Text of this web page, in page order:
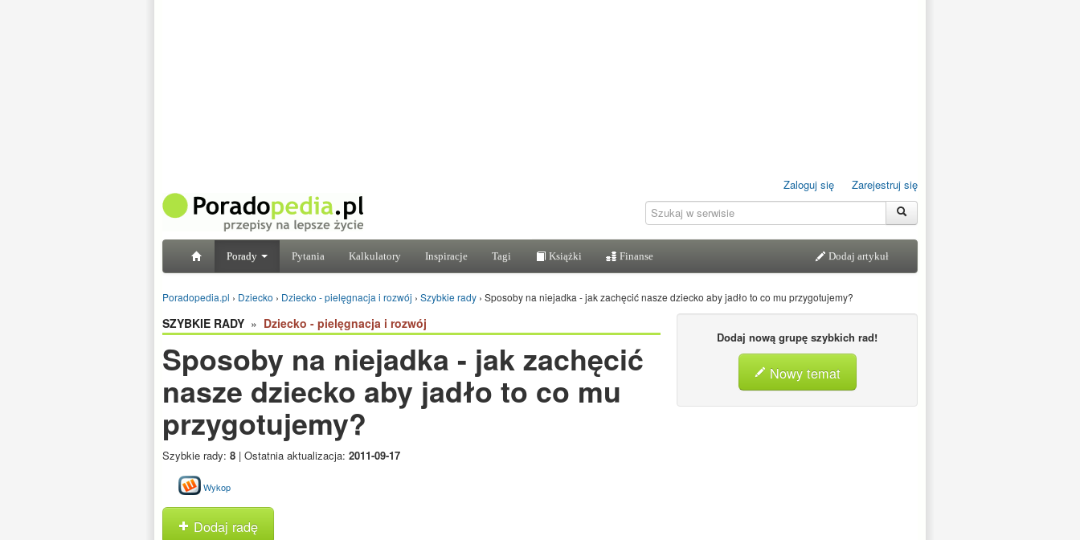
Zaloguj się Zarejestruj się
Porady Pytania Kalkulatory Inspiracje Tagi Książki Finanse Dodaj artykuł
Poradopedia.pl › Dziecko › Dziecko - pielęgnacja i rozwój › Szybkie rady › Sposoby na niejadka - jak zachęcić nasze dziecko aby jadło to co mu przygotujemy?
SZYBKIE RADY » Dziecko - pielęgnacja i rozwój
Sposoby na niejadka - jak zachęcić
nasze dziecko aby jadło to co mu
przygotujemy?
Szybkie rady: 8 | Ostatnia aktualizacja: 2011-09-17
Wykop
Dodaj radę
Dodaj nową grupę szybkich rad!
Nowy temat